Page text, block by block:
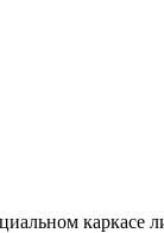
каркасе